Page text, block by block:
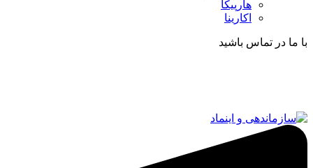
هارپیکا
اکارینا
با ما در تماس باشید